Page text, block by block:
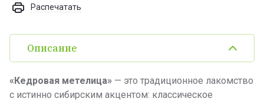
Распечатать
Описание
«Кедровая метелица» — это традиционное лакомство
с истинно сибирским акцентом: классическое